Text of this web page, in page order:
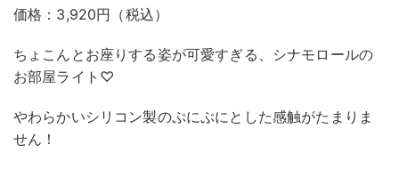
価格：3,920円（税込）
ちょこんとお座りする姿が可愛すぎる、シナモロールの
お部屋ライト♡
やわらかいシリコン製のぷにぷにとした感触がたまりま
せん！